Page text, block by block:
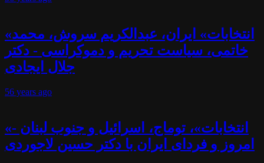
«انتخابات» ایران، عبدالکریم سروش، محمد
خاتمی، سیاست تحریم و دموکراسی - دکتر
جلال ایجادی
56 years ago
«انتخابات»، توماج، اسرائیل و جنوب لبنان -
امروز و فردای ایران با دکتر حسین لاجوردی